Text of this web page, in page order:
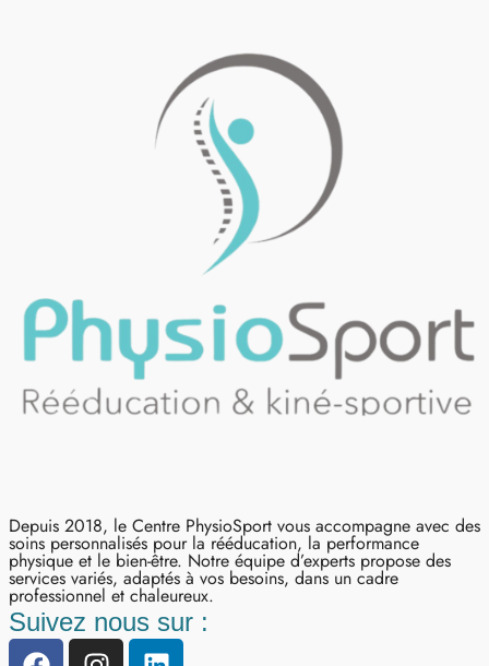
Depuis 2018, le Centre PhysioSport vous accompagne avec des
soins personnalisés pour la rééducation, la performance
physique et le bien-être. Notre équipe d’experts propose des
services variés, adaptés à vos besoins, dans un cadre
professionnel et chaleureux.
Suivez nous sur :